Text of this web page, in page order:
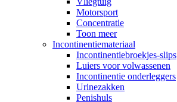
Motorsport
Concentratie
Toon meer
Incontinentiemateriaal
Incontinentiebroekjes-slips
Luiers voor volwassenen
Incontinentie onderleggers
Urinezakken
Penishuls